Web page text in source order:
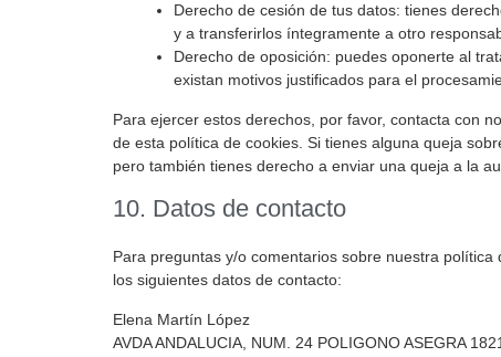
Derecho de cesión de tus datos: tienes
y a transferirlos íntegramente a otro
Derecho de oposición: puedes oponerte al
existan motivos justificados para el
Para ejercer estos derechos, por favor, contacta con
de esta política de cookies. Si tienes alguna queja
pero también tienes derecho a enviar una queja a la
10. Datos de contacto
Para preguntas y/o comentarios sobre nuestra
los siguientes datos de contacto:
Elena Martín López
AVDA ANDALUCIA, NUM. 24 POLIGONO ASEGRA